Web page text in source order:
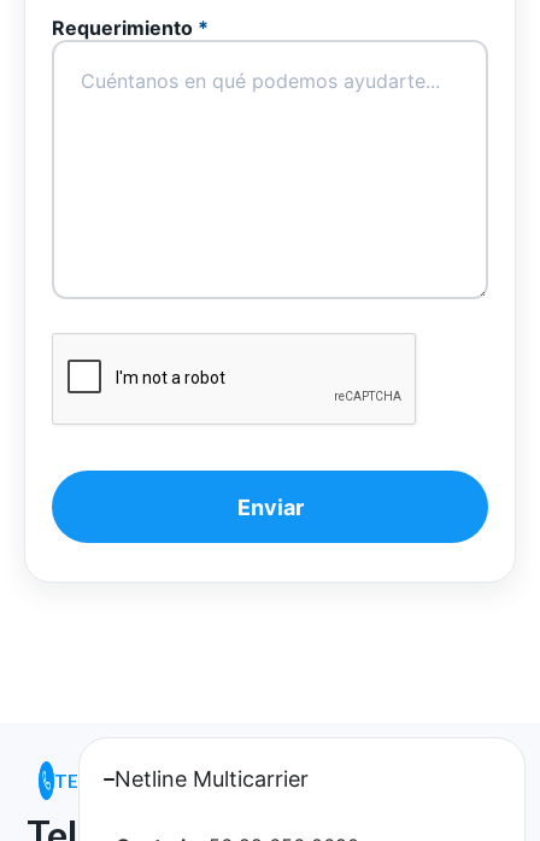
Requerimiento *
TELÉFONOSNetline Multicarrier